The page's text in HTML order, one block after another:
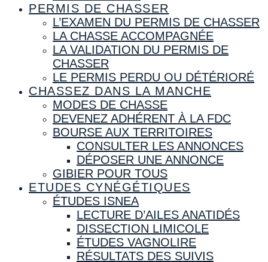
PERMIS DE CHASSER
L’EXAMEN DU PERMIS DE CHASSER
LA CHASSE ACCOMPAGNÉE
LA VALIDATION DU PERMIS DE
CHASSER
LE PERMIS PERDU OU DÉTÉRIORÉ
CHASSEZ DANS LA MANCHE
MODES DE CHASSE
DEVENEZ ADHÉRENT À LA FDC
BOURSE AUX TERRITOIRES
CONSULTER LES ANNONCES
DÉPOSER UNE ANNONCE
GIBIER POUR TOUS
ETUDES CYNÉGÉTIQUES
ÉTUDES ISNEA
LECTURE D’AILES ANATIDÉS
DISSECTION LIMICOLE
ÉTUDES VAGNOLIRE
RÉSULTATS DES SUIVIS